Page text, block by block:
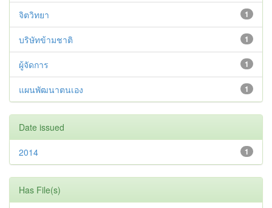
1
จิตวิทยา
1
บริษัทข้ามชาติ
1
ผู้จัดการ
1
แผนพัฒนาตนเอง
Date issued
1
2014
Has File(s)